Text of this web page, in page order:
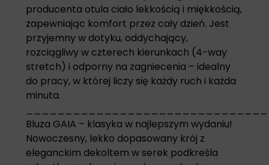
producenta otula ciało lekkością i miękkością,
zapewniając komfort przez cały dzień. Jest
przyjemny w dotyku, oddychający,
rozciągliwy w czterech kierunkach (4-way
stretch) i odporny na zagniecenia – idealny
do pracy, w której liczy się każdy ruch i każda
minuta.
Bluza GAIA – klasyka w najlepszym wydaniu!
Nowoczesny, lekko dopasowany krój z
eleganckim dekoltem w serek podkreśla